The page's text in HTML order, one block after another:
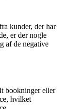
kunder, der har
er der nogle
af de negative
bookninger eller
hvilket